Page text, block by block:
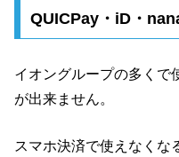
QUICPay・iD・
イオングループの多くで
が出来ません。
スマホ決済で使えなくな